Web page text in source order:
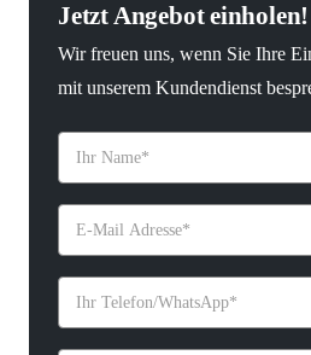
Jetzt Angebot einholen!
Wir freuen uns, wenn Sie Ihre
mit unserem Kundendienst